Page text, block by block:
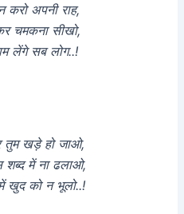
करो अपनी राह,
चमकना सीखो,
लेंगे सब लोग..!
तुम खड़े हो जाओ,
शब्द में ना ढलाओ,
खुद को न भूलो..!